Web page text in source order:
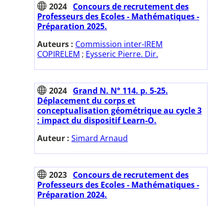
2024 Concours de recrutement des
Professeurs des Ecoles - Mathématiques -
Préparation 2025.
Auteurs : Commission inter-IREM
COPIRELEM ; Eysseric Pierre. Dir.
2024 Grand N. N° 114. p. 5-25.
Déplacement du corps et
conceptualisation géométrique au cycle 3
: impact du dispositif Learn-O.
Auteur : Simard Arnaud
2023 Concours de recrutement des
Professeurs des Ecoles - Mathématiques -
Préparation 2024.